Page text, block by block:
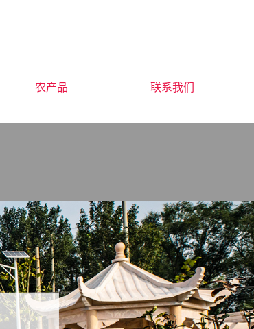
农产品 联系我们